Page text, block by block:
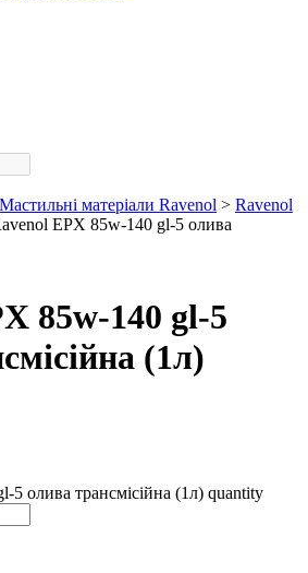
Мастильні матеріали Ravenol > Ravenol
EPX 85w-140 gl-5 олива
85w-140 gl-5
(1л)
5 олива трансмісійна (1л) quantity